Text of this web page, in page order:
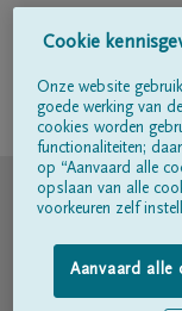
Volg ons op
Cookie
Onze website
goede werking van
cookies worden
functionaliteiten;
op “Aanvaard alle
opslaan van alle
voorkeuren zelf
Aanvaard alle